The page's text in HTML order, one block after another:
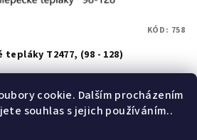
cookie. Dalším procházením
souhlas s jejich používáním..
tepláky T2477, (98 - 128)
Skladem(>50 ks)
KÓD: 758